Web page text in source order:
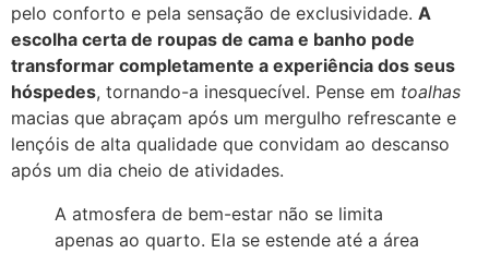
pelo conforto e pela sensação de exclusividade. A
escolha certa de roupas de cama e banho pode
transformar completamente a experiência dos seus
hóspedes, tornando-a inesquecível. Pense em toalhas
macias que abraçam após um mergulho refrescante e
lençóis de alta qualidade que convidam ao descanso
após um dia cheio de atividades.
A atmosfera de bem-estar não se limita
apenas ao quarto. Ela se estende até a área